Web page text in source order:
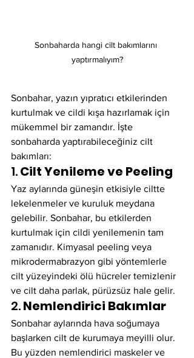
Sonbaharda hangi cilt bakımlarını
yaptırmalıyım?
Sonbahar, yazın yıpratıcı etkilerinden
kurtulmak ve cildi kışa hazırlamak için
mükemmel bir zamandır. İşte
sonbaharda yaptırabileceğiniz cilt
bakımları:
1. Cilt Yenileme ve Peeling
Yaz aylarında güneşin etkisiyle ciltte
lekelenmeler ve kuruluk meydana
gelebilir. Sonbahar, bu etkilerden
kurtulmak için cildi yenilemenin tam
zamanıdır. Kimyasal peeling veya
mikrodermabrazyon gibi yöntemlerle
cilt yüzeyindeki ölü hücreler temizlenir
ve cilt daha parlak, pürüzsüz hale gelir.
2. Nemlendirici Bakımlar
Sonbahar aylarında hava soğumaya
başlarken cilt de kurumaya meyilli olur.
Bu yüzden nemlendirici maskeler ve